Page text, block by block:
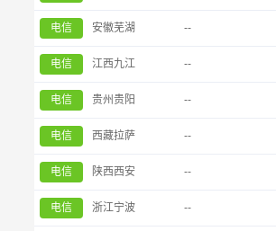
电信 安徽芜湖 --
电信 江西九江 --
电信 贵州贵阳 --
电信 西藏拉萨 --
电信 陕西西安 --
电信 浙江宁波 --